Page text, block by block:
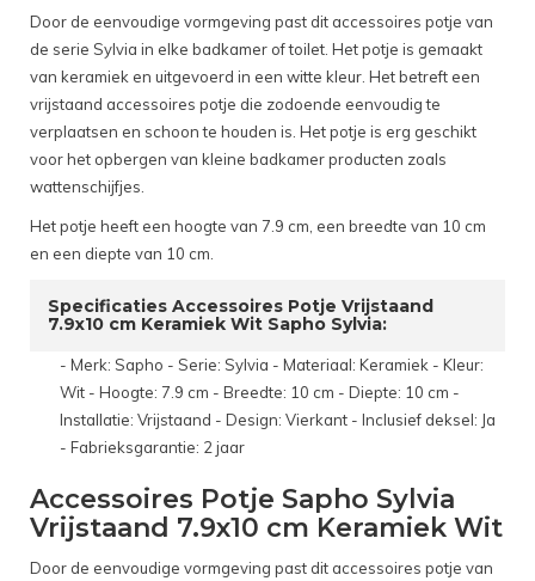
Door de eenvoudige vormgeving past dit accessoires potje van
de serie Sylvia in elke badkamer of toilet. Het potje is gemaakt
van keramiek en uitgevoerd in een witte kleur. Het betreft een
vrijstaand accessoires potje die zodoende eenvoudig te
verplaatsen en schoon te houden is. Het potje is erg geschikt
voor het opbergen van kleine badkamer producten zoals
wattenschijfjes.
Het potje heeft een hoogte van 7.9 cm, een breedte van 10 cm
en een diepte van 10 cm.
Specificaties Accessoires Potje Vrijstaand
7.9x10 cm Keramiek Wit Sapho Sylvia:
- Merk: Sapho - Serie: Sylvia - Materiaal: Keramiek - Kleur:
Wit - Hoogte: 7.9 cm - Breedte: 10 cm - Diepte: 10 cm -
Installatie: Vrijstaand - Design: Vierkant - Inclusief deksel: Ja
- Fabrieksgarantie: 2 jaar
Accessoires Potje Sapho Sylvia
Vrijstaand 7.9x10 cm Keramiek Wit
Door de eenvoudige vormgeving past dit accessoires potje van